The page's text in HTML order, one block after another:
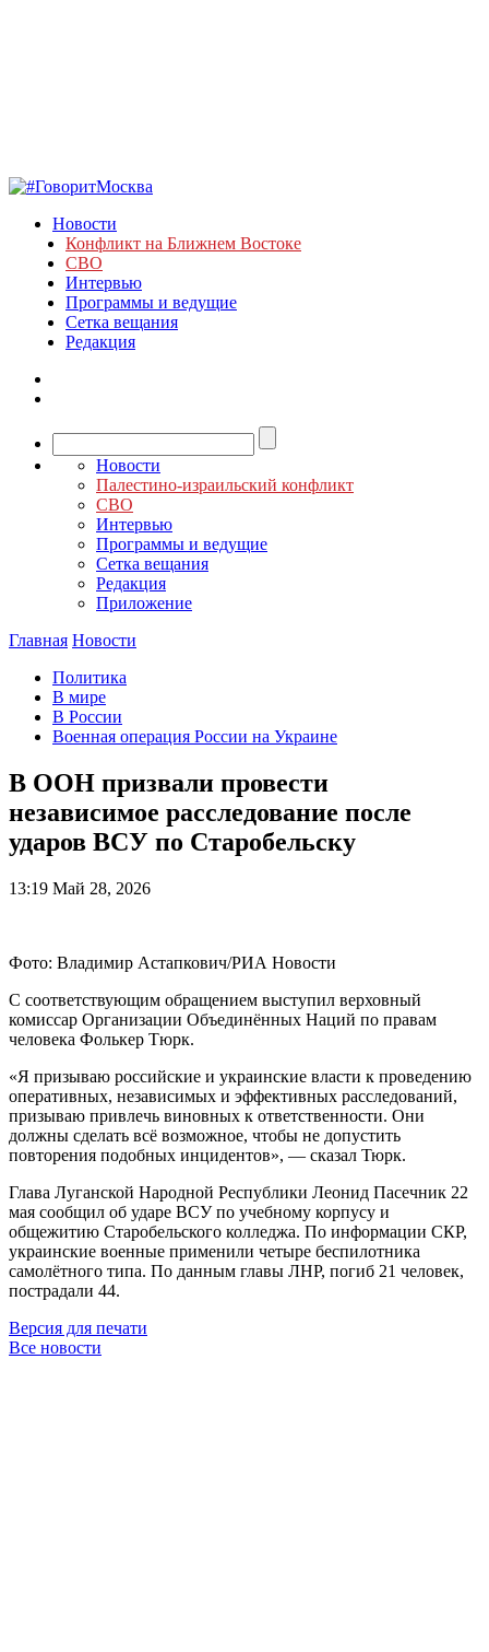
Новости
Конфликт на Ближнем Востоке
СВО
Интервью
Программы и ведущие
Сетка вещания
Редакция
Новости
Палестино-израильский конфликт
СВО
Интервью
Программы и ведущие
Сетка вещания
Редакция
Приложение
Главная Новости
Политика
В мире
В России
Военная операция России на Украине
В ООН призвали провести
независимое расследование после
ударов ВСУ по Старобельску
13:19 Май 28, 2026
Фото: Владимир Астапкович/РИА Новости
С соответствующим обращением выступил верховный
комиссар Организации Объединённых Наций по правам
человека Фолькер Tюрк.
«Я призываю российские и украинские власти к проведению
оперативных, независимых и эффективных расследований,
призываю привлечь виновных к ответственности. Они
должны сделать всё возможное, чтобы не допустить
повторения подобных инцидентов», — сказал Тюрк.
Глава Луганской Народной Республики Леонид Пасечник 22
мая сообщил об ударе ВСУ по учебному корпусу и
общежитию Старобельского колледжа. По информации СКР,
украинские военные применили четыре беспилотника
самолётного типа. По данным главы ЛНР, погиб 21 человек,
пострадали 44.
Версия для печати
Все новости